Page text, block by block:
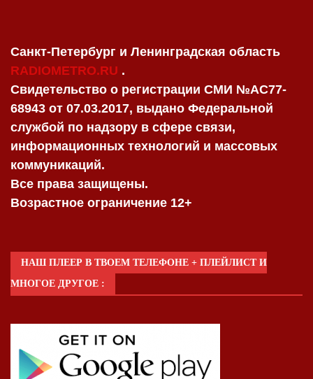
Санкт-Петербург и Ленинградская область
RADIOMETRO.RU .
Свидетельство о регистрации СМИ №AC77-
68943 от 07.03.2017, выдано Федеральной
службой по надзору в сфере связи,
информационных технологий и массовых
коммуникаций.
Все права защищены.
Возрастное ограничение 12+
НАШ ПЛЕЕР В ТВОЕМ ТЕЛЕФОНЕ + ПЛЕЙЛИСТ И
МНОГОЕ ДРУГОЕ :